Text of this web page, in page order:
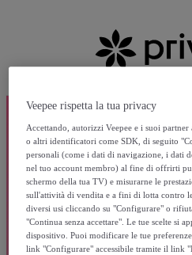
Veepee rispetta la tua privacy
Accettando, autorizzi Veepee e i suoi
o altri identificatori come SDK, di seguito
personali (come i dati di navigazione, i dati
nel tuo account membro) al fine di offrirti
schermo della tua TV) e misurarne le
sull'attività di vendita e a fini di lotta contro
diversi usi cliccando su "Configurare" o
"Continua senza accettare". Le tue scelte si
dispositivo. Puoi modificare le tue
link "Configurare" accessibile tramite il link